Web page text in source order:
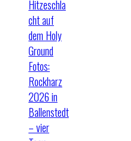
Hitzeschla
cht auf
dem Holy
Ground
Fotos:
Rockharz
2026 in
Ballenstedt
– vier